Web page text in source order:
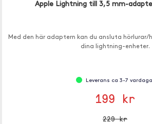
Apple Lightning till 3,5 mm-
Med den här adaptern kan du ansluta hörlurar/
dina lightning-enheter.
Leverans ca 3-7
199 kr
229 kr